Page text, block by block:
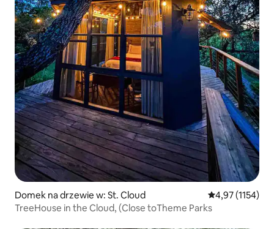
Domek na drzewie w: St. Cloud Średnia ocena:
4,97 (1154)
TreeHouse in the Cloud, (Close toTheme Parks